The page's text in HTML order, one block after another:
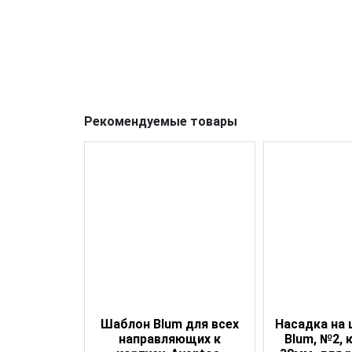
Рекомендуемые товары
Шаблон Blum для всех
направляющих к
Насадка на
Blum, №2,